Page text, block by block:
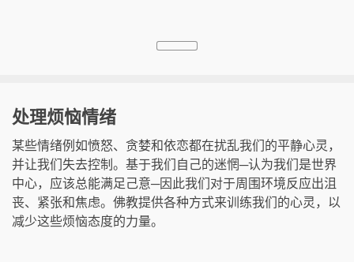
处理烦恼情绪
某些情绪例如愤怒、贪婪和依恋都在扰乱我们的平静心灵，
并让我们失去控制。基于我们自己的迷惘─认为我们是世界
中心，应该总能满足己意─因此我们对于周围环境反应出沮
丧、紧张和焦虑。佛教提供各种方式来训练我们的心灵，以
减少这些烦恼态度的力量。